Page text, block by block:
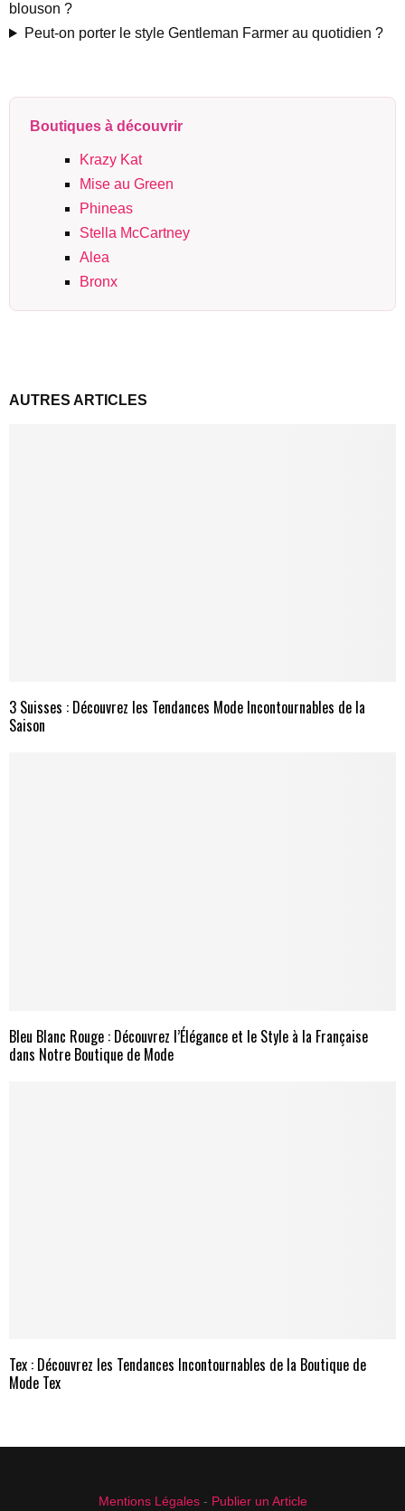
blouson ?
Peut-on porter le style Gentleman Farmer au quotidien ?
Boutiques à découvrir
Krazy Kat
Mise au Green
Phineas
Stella McCartney
Alea
Bronx
AUTRES ARTICLES
3 Suisses : Découvrez les Tendances Mode Incontournables de la
Saison
Bleu Blanc Rouge : Découvrez l’Élégance et le Style à la Française
dans Notre Boutique de Mode
Tex : Découvrez les Tendances Incontournables de la Boutique de
Mode Tex
Mentions Légales- Publier un Article